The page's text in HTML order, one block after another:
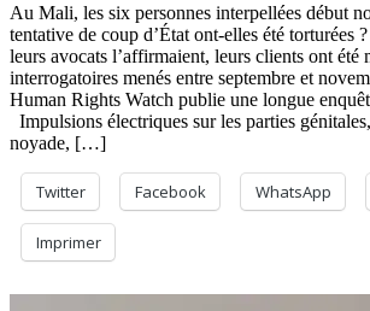
Au Mali, les six personnes interpellées début
tentative de coup d’État ont-elles été torturées
leurs avocats l’affirmaient, leurs clients ont été
interrogatoires menés entre septembre et
Human Rights Watch publie une longue
Impulsions électriques sur les parties
noyade, […]
Twitter Facebook WhatsApp
Imprimer